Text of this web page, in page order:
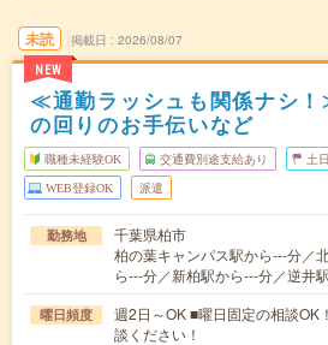
未読
NEW
掲載日 2026/08/07
≪通勤ラッシュも関係ナシ
の回りのお手伝いなど
職種未経験OK 交通費別途支給あり 土
WEB登録OK 派遣
勤務地
千葉県柏市
柏の葉キャンパス駅から---分／
ら---分／新柏駅から---分／逆井
曜日頻度
週2日～OK ■曜日固定の相談OK
談ください！